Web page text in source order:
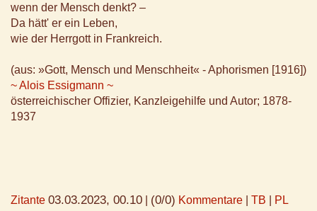
wenn der Mensch denkt? –
Da hätt' er ein Leben,
wie der Herrgott in Frankreich.
(aus: »Gott, Mensch und Menschheit« - Aphorismen [1916])
~ Alois Essigmann ~
österreichischer Offizier, Kanzleigehilfe und Autor; 1878-
1937
Zitante 03.03.2023, 00.10 (0/0) Kommentare TB PL